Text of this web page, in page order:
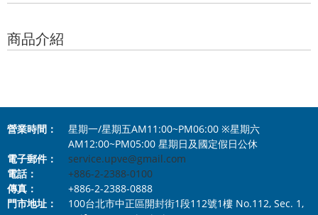
商品介紹
營業時間：
星期一/星期五AM11:00~PM06:00 ※星期六
AM12:00~PM05:00 星期日及國定假日公休
電子郵件：
service.upve@gmail.com
電話：
+886-2-2388-0100
傳真：
+886-2-2388-0888
門市地址：
100台北市中正區開封街1段112號1樓 No.112, Sec. 1,